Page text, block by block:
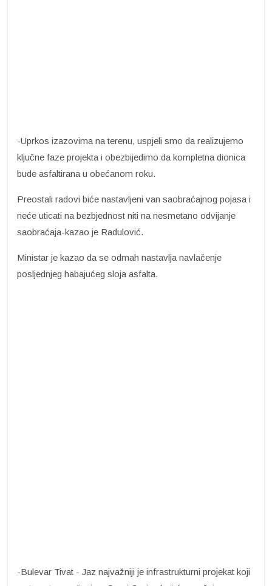
-Uprkos izazovima na terenu, uspjeli smo da realizujemo
ključne faze projekta i obezbijedimo da kompletna dionica
bude asfaltirana u obećanom roku.
Preostali radovi biće nastavljeni van saobraćajnog pojasa i
neće uticati na bezbjednost niti na nesmetano odvijanje
saobraćaja-kazao je Radulović.
Ministar je kazao da se odmah nastavlja navlačenje
posljednjeg habajućeg sloja asfalta.
-Bulevar Tivat - Jaz najvažniji je infrastrukturni projekat koji